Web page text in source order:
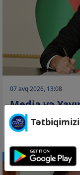
07 avq 2026, 13:08
Media və
Fərman
CƏMİYYƏT